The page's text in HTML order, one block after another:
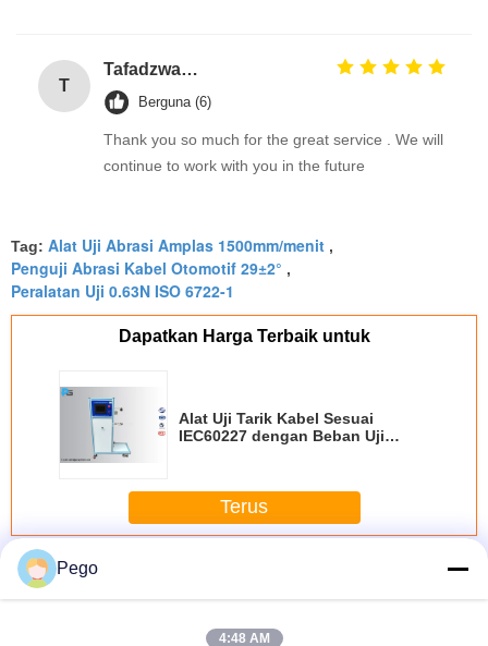
T
Tafadzwa Samu
Berguna (6)
Thank you so much for the great service . We will
continue to work with you in the future
Tag: Alat Uji Abrasi Amplas 1500mm/menit ,
Penguji Abrasi Kabel Otomotif 29±2° ,
Peralatan Uji 0.63N ISO 6722-1
Dapatkan Harga Terbaik untuk
Alat Uji Tarik Kabel Sesuai
IEC60227 dengan Beban Uji
Mekanik
Terus
LebihPeralatan pengujian kabel
Pego
4:48 AM